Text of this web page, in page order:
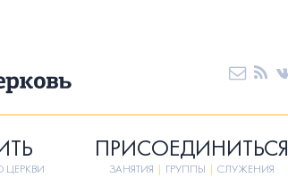
ЦЕРКВИ
ПРИСОЕДИНИТЬСЯ
ЗАНЯТИЯ | ГРУППЫ | СЛУЖЕНИЯ